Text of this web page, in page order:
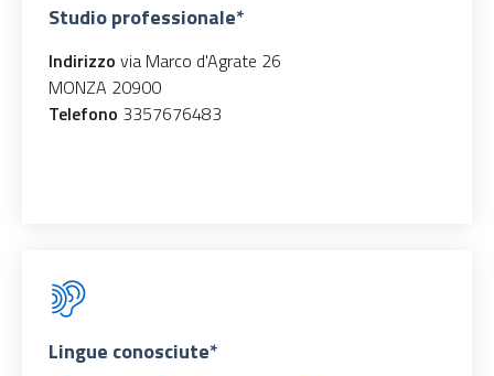
Studio professionale*
Indirizzo via Marco d'Agrate 26
MONZA 20900
Telefono 3357676483
Lingue conosciute*